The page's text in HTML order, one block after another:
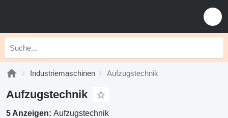
Industriemaschinen Aufzugstechnik
Aufzugstechnik
5 Anzeigen: Aufzugstechnik